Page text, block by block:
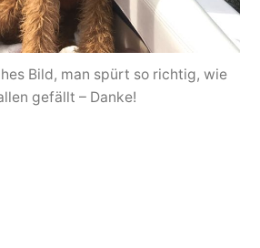
Bild, man spürt so richtig, wie
gefällt – Danke!